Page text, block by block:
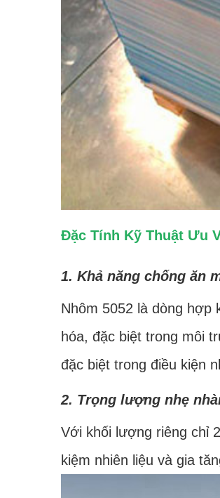
Đặc Tính Kỹ Thuật Ưu
1. Khả năng chống ăn
Nhôm 5052 là dòng hợp
hóa, đặc biệt trong môi
đặc biệt trong điều kiện
2. Trọng lượng nhẹ
Với khối lượng riêng chỉ
kiệm nhiên liệu và gia